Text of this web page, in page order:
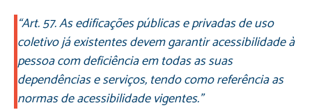
“Art. 57. As edificações públicas e privadas de uso
coletivo já existentes devem garantir acessibilidade à
pessoa com deficiência em todas as suas
dependências e serviços, tendo como referência as
normas de acessibilidade vigentes.”